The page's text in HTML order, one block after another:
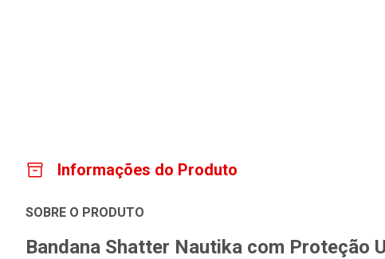
Informações do Produto
SOBRE O PRODUTO
Bandana Shatter Nautika com Proteção